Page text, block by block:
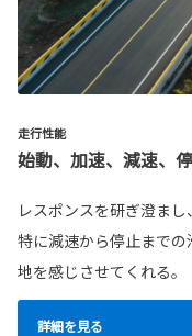
走行性能
始動、加速、減速、
レスポンスを研ぎ澄まし
特に減速から停止まで
地を感じさせてくれる。
詳細を見る